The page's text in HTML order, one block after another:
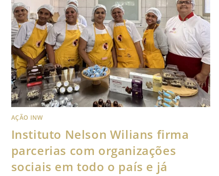
AÇÃO INW
Instituto Nelson Wilians firma
parcerias com organizações
sociais em todo o país e já